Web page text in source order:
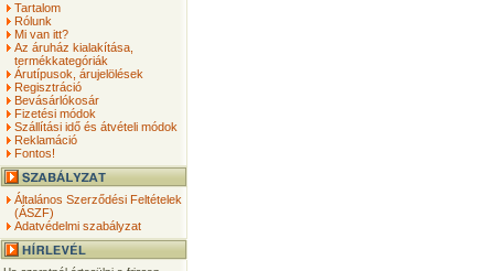
Tartalom
Rólunk
Mi van itt?
Az áruház kialakítása,
termékkategóriák
Árutípusok, árujelölések
Regisztráció
Bevásárlókosár
Fizetési módok
Szállítási idő és átvételi módok
Reklamáció
Fontos!
Általános Szerződési Feltételek
(ÁSZF)
Adatvédelmi szabályzat